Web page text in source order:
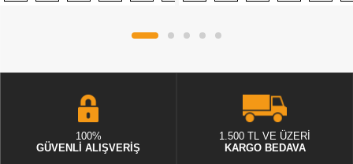
100%
GÜVENLİ ALIŞVERİŞ
1.500 TL VE ÜZERİ
KARGO BEDAVA